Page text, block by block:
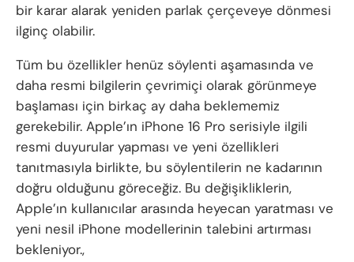
bir karar alarak yeniden parlak çerçeveye dönmesi
ilginç olabilir.
Tüm bu özellikler henüz söylenti aşamasında ve
daha resmi bilgilerin çevrimiçi olarak görünmeye
başlaması için birkaç ay daha beklememiz
gerekebilir. Apple’ın iPhone 16 Pro serisiyle ilgili
resmi duyurular yapması ve yeni özellikleri
tanıtmasıyla birlikte, bu söylentilerin ne kadarının
doğru olduğunu göreceğiz. Bu değişikliklerin,
Apple’ın kullanıcılar arasında heyecan yaratması ve
yeni nesil iPhone modellerinin talebini artırması
bekleniyor.,